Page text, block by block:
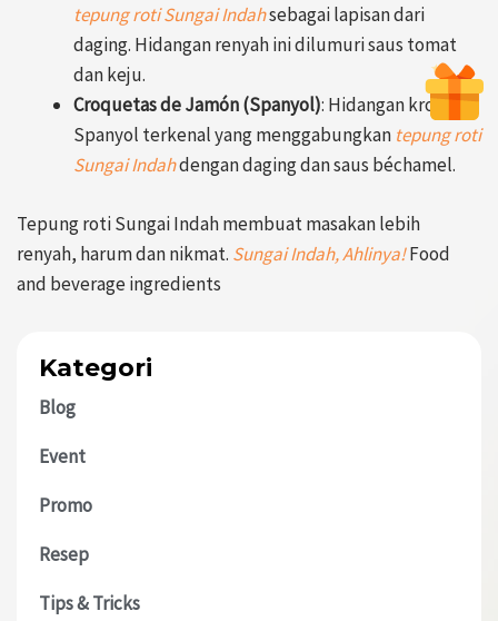
Kategori
Blog
Event
Promo
Resep
Tips & Tricks
tepung roti Sungai Indahsebagai lapisan dari
daging. Hidangan renyah ini dilumuri saus tomat
dan keju.
Croquetas de Jamón (Spanyol): Hidangan kroket
Spanyol terkenal yang menggabungkan tepung roti
Sungai Indahdengan daging dan saus béchamel.
Tepung roti Sungai Indah membuat masakan lebih
renyah, harum dan nikmat. Sungai Indah, Ahlinya!Food
and beverage ingredients